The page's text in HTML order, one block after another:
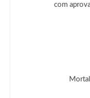
com